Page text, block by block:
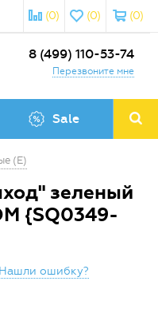
(0)
(0)
(0)
8 (499) 110-53-74
Перезвоните мне
Sale
(E)
зеленый
{SQ0349-
Нашли ошибку?